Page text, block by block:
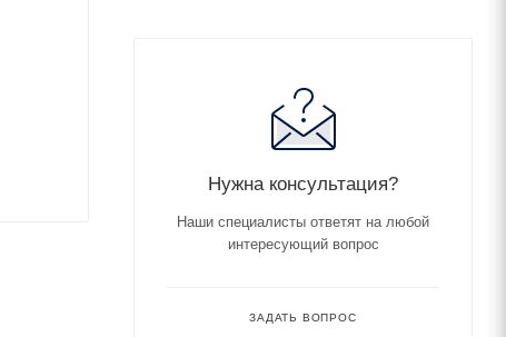
Нужна консультация?
Наши специалисты ответят на любой
интересующий вопрос
ЗАДАТЬ ВОПРОС